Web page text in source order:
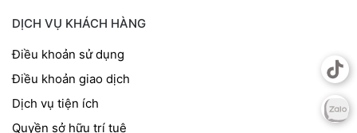
DỊCH VỤ KHÁCH HÀNG
Điều khoản sử dụng
Điều khoản giao dịch
Dịch vụ tiện ích
Quyền sở hữu trí tuệ